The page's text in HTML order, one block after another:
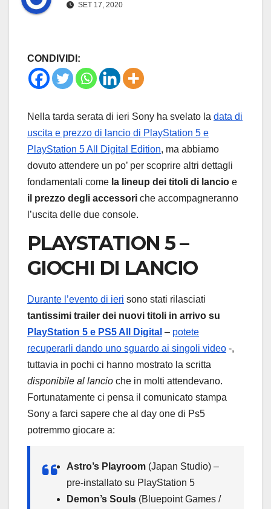
SET 17, 2020
CONDIVIDI:
Nella tarda serata di ieri Sony ha svelato la data di
uscita e prezzo di lancio di PlayStation 5 e
PlayStation 5 All Digital Edition, ma abbiamo
dovuto attendere un po’ per scoprire altri dettagli
fondamentali come la lineup dei titoli di lancio e
il prezzo degli accessori che accompagneranno
l’uscita delle due console.
PLAYSTATION 5 –
GIOCHI DI LANCIO
Durante l’evento di ieri sono stati rilasciati
tantissimi trailer dei nuovi titoli in arrivo su
PlayStation 5 e PS5 All Digital – potete
recuperarli dando uno sguardo ai singoli video -,
tuttavia in pochi ci hanno mostrato la scritta
disponibile al lancio che in molti attendevano.
Fortunatamente ci pensa il comunicato stampa
Sony a farci sapere che al day one di Ps5
potremmo giocare a:
Astro’s Playroom (Japan Studio) –
pre-installato su PlayStation 5
Demon’s Souls (Bluepoint Games /